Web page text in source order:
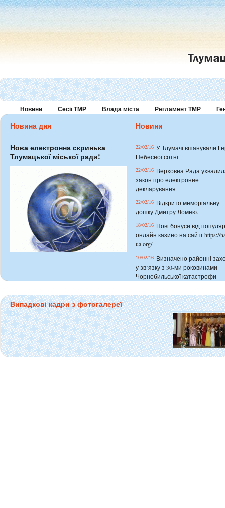
Новини Сесії ТМР Влада міста Регламент ТМР
Новина дня
Нова електронна скринька
Тлумацької міської ради!
Новини
22/02/16 У Тлумачі вшанували
Небесної сотні
22/02/16 Верховна Рада
закон про електронне
декларування
22/02/16 Відкрито меморіальну
дошку Дмитру Ломею.
18/02/16 Нові бонуси від
онлайн казино на сайті https://
ua.org/
10/02/16 Визначено районні
у зв’язку з 30-ми роковинами
Чорнобильської катастрофи
з питань захисту прав дітей
Випадкові кадри з фотогалереї